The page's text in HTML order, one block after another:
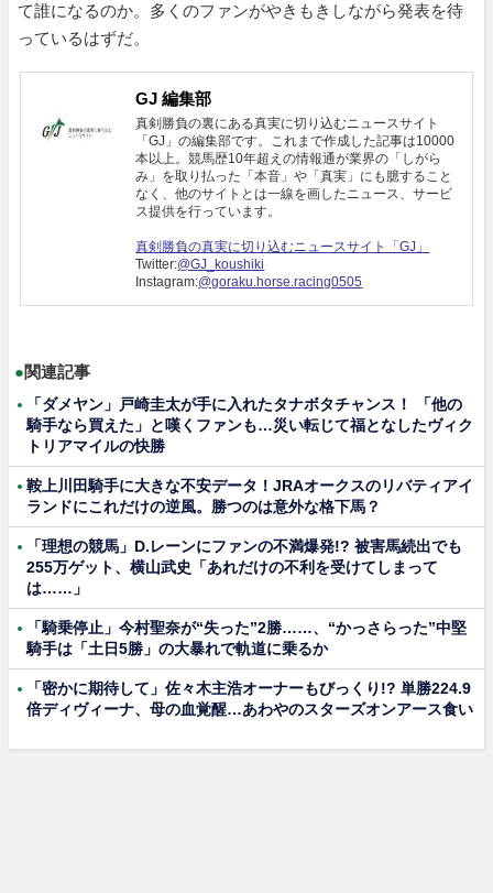
て誰になるのか。多くのファンがやきもきしながら発表を待
っているはずだ。
GJ 編集部
真剣勝負の裏にある真実に切り込むニュースサイト
「GJ」の編集部です。これまで作成した記事は10000
本以上。競馬歴10年超えの情報通が業界の「しがら
み」を取り払った「本音」や「真実」にも臆すること
なく、他のサイトとは一線を画したニュース、サービ
ス提供を行っています。
真剣勝負の真実に切り込むニュースサイト「GJ」
Twitter:@GJ_koushiki
Instagram:@goraku.horse.racing0505
●関連記事
「ダメヤン」戸崎圭太が手に入れたタナボタチャンス！ 「他の
騎手なら買えた」と嘆くファンも…災い転じて福となしたヴィク
トリアマイルの快勝
鞍上川田騎手に大きな不安データ！JRAオークスのリバティアイ
ランドにこれだけの逆風。勝つのは意外な格下馬？
「理想の競馬」D.レーンにファンの不満爆発!? 被害馬続出でも
255万ゲット、横山武史「あれだけの不利を受けてしまって
は……」
「騎乗停止」今村聖奈が“失った”2勝……、“かっさらった”中堅
騎手は「土日5勝」の大暴れで軌道に乗るか
「密かに期待して」佐々木主浩オーナーもびっくり!? 単勝224.9
倍ディヴィーナ、母の血覚醒…あわやのスターズオンアース食い